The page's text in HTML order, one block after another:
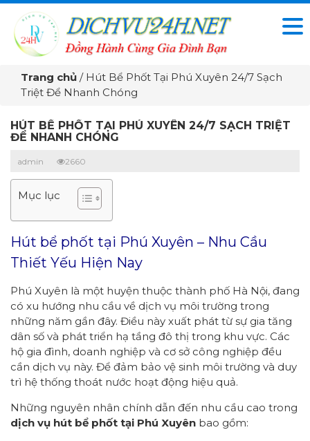
Trang chủ / Hút Bể Phốt Tại Phú Xuyên 24/7 Sạch
Triệt Để Nhanh Chóng
HÚT BỂ PHỐT TẠI PHÚ XUYÊN 24/7 SẠCH TRIỆT
ĐỂ NHANH CHÓNG
admin 2660
Mục lục
Hút bể phốt tại Phú Xuyên – Nhu Cầu
Thiết Yếu Hiện Nay
Phú Xuyên là một huyện thuộc thành phố Hà Nội, đang
có xu hướng nhu cầu về dịch vụ môi trường trong
những năm gần đây. Điều này xuất phát từ sự gia tăng
dân số và phát triển hạ tầng đô thị trong khu vực. Các
hộ gia đình, doanh nghiệp và cơ sở công nghiệp đều
cần dịch vụ này. Để đảm bảo vệ sinh môi trường và duy
trì hệ thống thoát nước hoạt động hiệu quả.
Những nguyên nhân chính dẫn đến nhu cầu cao trong
dịch vụ hút bể phốt tại Phú Xuyên bao gồm: